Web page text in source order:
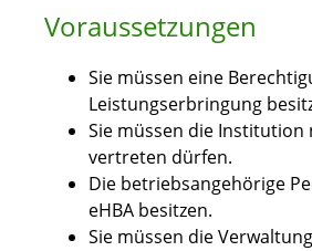
Voraussetzungen
Sie müssen eine
Leistungserbringung
Sie müssen die Institution
vertreten dürfen.
Die betriebsangehörige
eHBA besitzen.
Sie müssen die